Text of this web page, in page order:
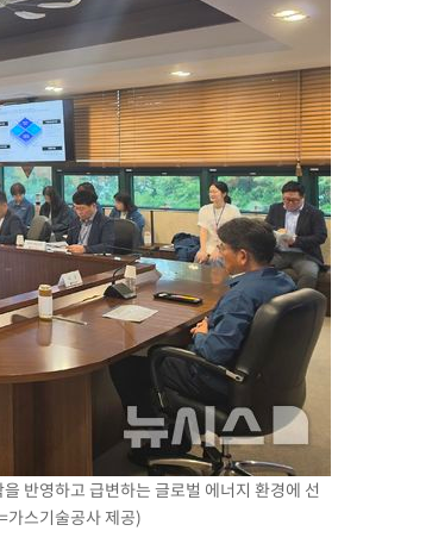
반영하고 급변하는 글로벌 에너지 환경에 선
가스기술공사 제공)